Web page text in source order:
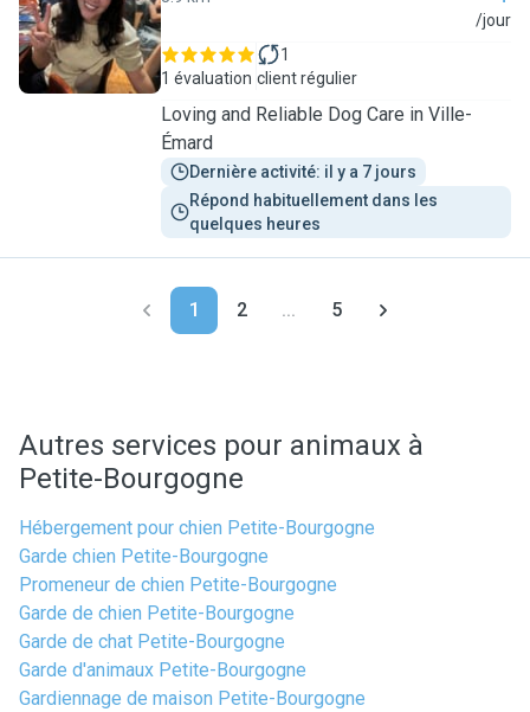
C /jour
1 évaluation
1
client régulier
Loving and Reliable Dog Care in Ville-
Émard
Dernière activité: il y a 7 jours
Répond habituellement dans les
quelques heures
1 2 ... 5
Autres services pour animaux à
Petite-Bourgogne
Hébergement pour chien Petite-Bourgogne
Garde chien Petite-Bourgogne
Promeneur de chien Petite-Bourgogne
Garde de chien Petite-Bourgogne
Garde de chat Petite-Bourgogne
Garde d'animaux Petite-Bourgogne
Gardiennage de maison Petite-Bourgogne